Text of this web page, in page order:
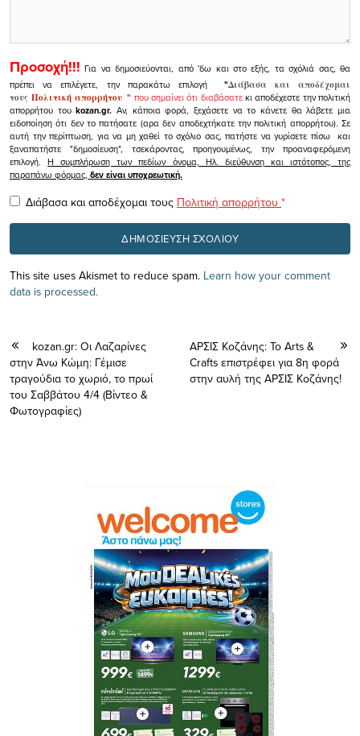
Προσοχή!!! Για να δημοσιεύονται, από 'δω και στο εξής, τα σχόλιά σας, θα
πρέπει να επιλέγετε, την παρακάτω επιλογή
"Διάβασα και αποδέχομαι
τουςΠολιτική απορρήτου" που σημαίνει ότι διαβάσατεκι αποδέχεστε την πολιτική
απορρήτου τουkozan.gr. Αν, κάποια φορά, ξεχάσετε να το κάνετε θα λάβετε μια
ειδοποίηση ότι δεν το πατήσατε (αρα δεν αποδεχτήκατε την πολιτική απορρήτου). Σε
αυτή την περίπτωση, για να μη χαθεί το σχόλιο σας, πατήστε να γυρίσετε πίσω και
ξαναπατήστε "δημοσίευση", τσεκάροντας, προηγουμένως, την προαναφερόμενη
επιλογή.Η συμπλήρωση των πεδίων όνομα, Ηλ. διεύθυνση και ιστότοπος, της
παραπάνω φόρμας, δεν είναι υποχρεωτική.
Διάβασα και αποδέχομαι τους Πολιτική απορρήτου *
This site uses Akismet to reduce spam. Learn how your comment
data is processed.
kozan.gr: Οι Λαζαρίνες
στην Άνω Κώμη: Γέμισε
τραγούδια το χωριό, το πρωί
του Σαββάτου 4/4 (Βίντεο &
Φωτογραφίες)
ΑΡΣΙΣ Κοζάνης: Το Arts &
Crafts επιστρέφει για 8η φορά
στην αυλή της ΑΡΣΙΣ Κοζάνης!